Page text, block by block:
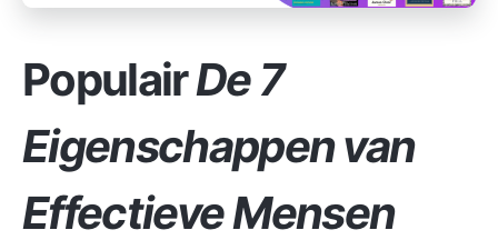
PopulairDe 7
Eigenschappen van
Effectieve Mensen